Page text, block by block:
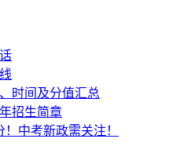
时间及分值汇总
招生简章
中考新政需关注！